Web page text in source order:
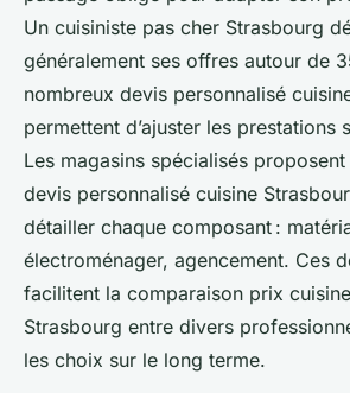
Un cuisiniste pas cher Strasbourg
généralement ses offres autour de
nombreux devis personnalisé
permettent d’ajuster les prestations
Les magasins spécialisés
devis personnalisé cuisine
détailler chaque composant :
électroménager, agencement. Ces
facilitent la comparaison prix
Strasbourg entre divers
les choix sur le long terme.